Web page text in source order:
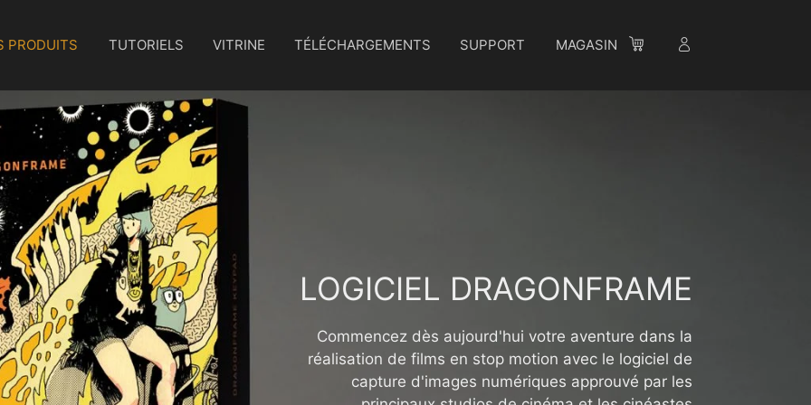
PRODUITS TUTORIELS VITRINE TÉLÉCHARGEMENTS SUPPORT MAGASIN
LOGICIEL DRAGONFRAME
Commencez dès aujourd'hui votre aventure dans la
réalisation de films en stop motion avec le logiciel de
capture d'images numériques approuvé par les